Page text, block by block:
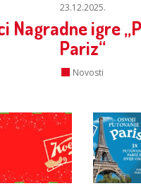
23.12.2025.
Nagradne igre
Pariz“
Novosti